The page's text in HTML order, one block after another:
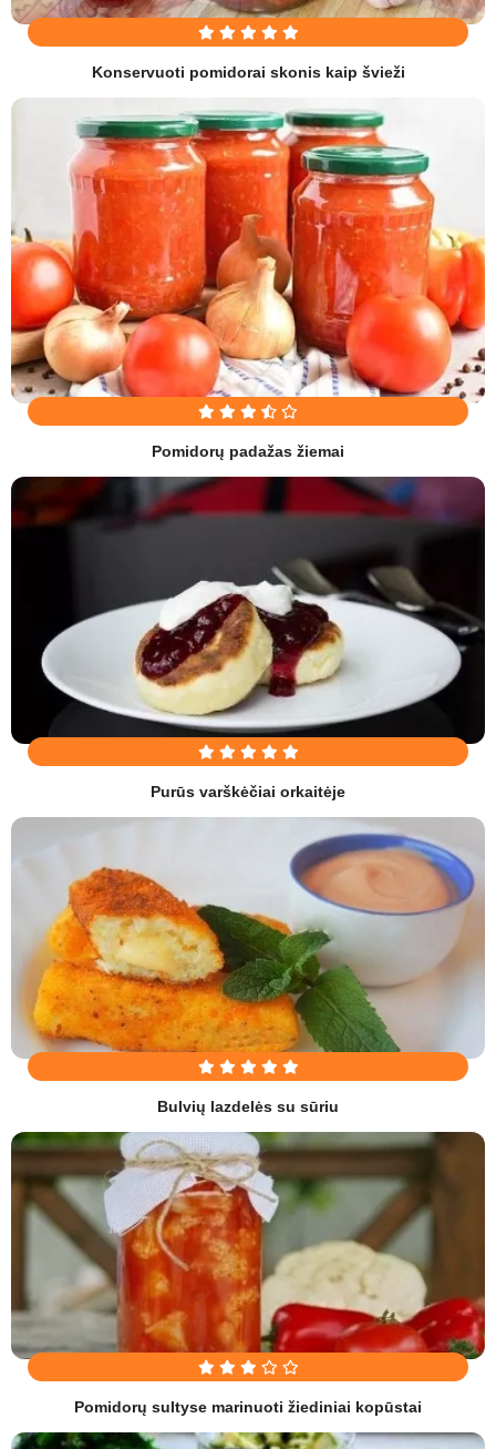
Konservuoti pomidorai skonis kaip švieži
Pomidorų padažas žiemai
Purūs varškėčiai orkaitėje
Bulvių lazdelės su sūriu
Pomidorų sultyse marinuoti žiediniai kopūstai